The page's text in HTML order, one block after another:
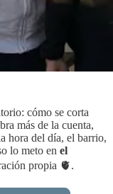
cómo se corta
más de la cuenta,
hora del día, el barrio,
lo meto en el
propia 🫀.